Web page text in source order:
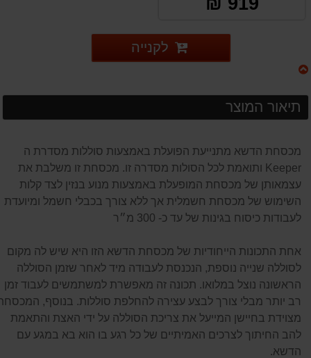
לקנייה
תיאור המוצר
מכסחת הדשא מתנייעת הפועלת באמצעות סוללות מסדרת ה
Keeper ותואמת לכל הסולות מסדרה זו. מכסחת זו משלבת את
עצמאותן של מכסחת המופעלת באמצעות מנוע בנזין לצד קלות
השימוש של מכסחת חשמלית אך ללא צורך בכבלי חשמל ומיועדת
לעבודות כיסוח בגינות של עד כ- 300 מ״ר
אחת התכונות הייחודיות של מכסחת הדשא הזו היא שיש לה מקום
לסוללה שנייה נוספת, הנכנסת לעבודה מיד לאחר שזמן הסוללה
הראשונה נוצל במלואו. תכונה זה מאפשרת למשתמשים לעבוד זמן
רב יותר מבלי צורך לבצע עצירה להחלפת סוללות. בנוסף,
מצוידת בחיישן המייעל את צריכת הסוללה על ידי האצת והתאמת
להב החיתוך לצרכים האמיתיים של כל רגע בו הוא בא במגע עם
הדשא.